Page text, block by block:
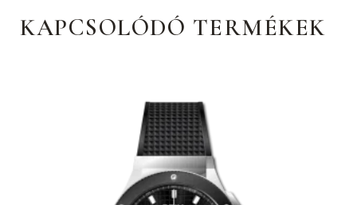
KAPCSOLÓDÓ TERMÉKEK